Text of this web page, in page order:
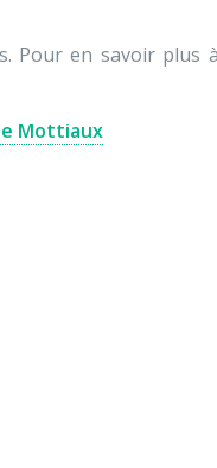
Pour en savoir plus
Mottiaux